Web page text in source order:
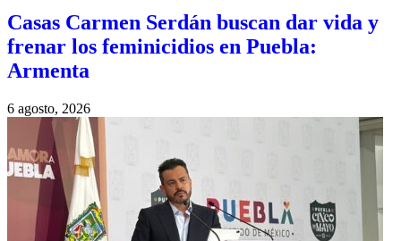
Casas Carmen Serdán buscan dar vida y
frenar los feminicidios en Puebla:
Armenta
6 agosto, 2026